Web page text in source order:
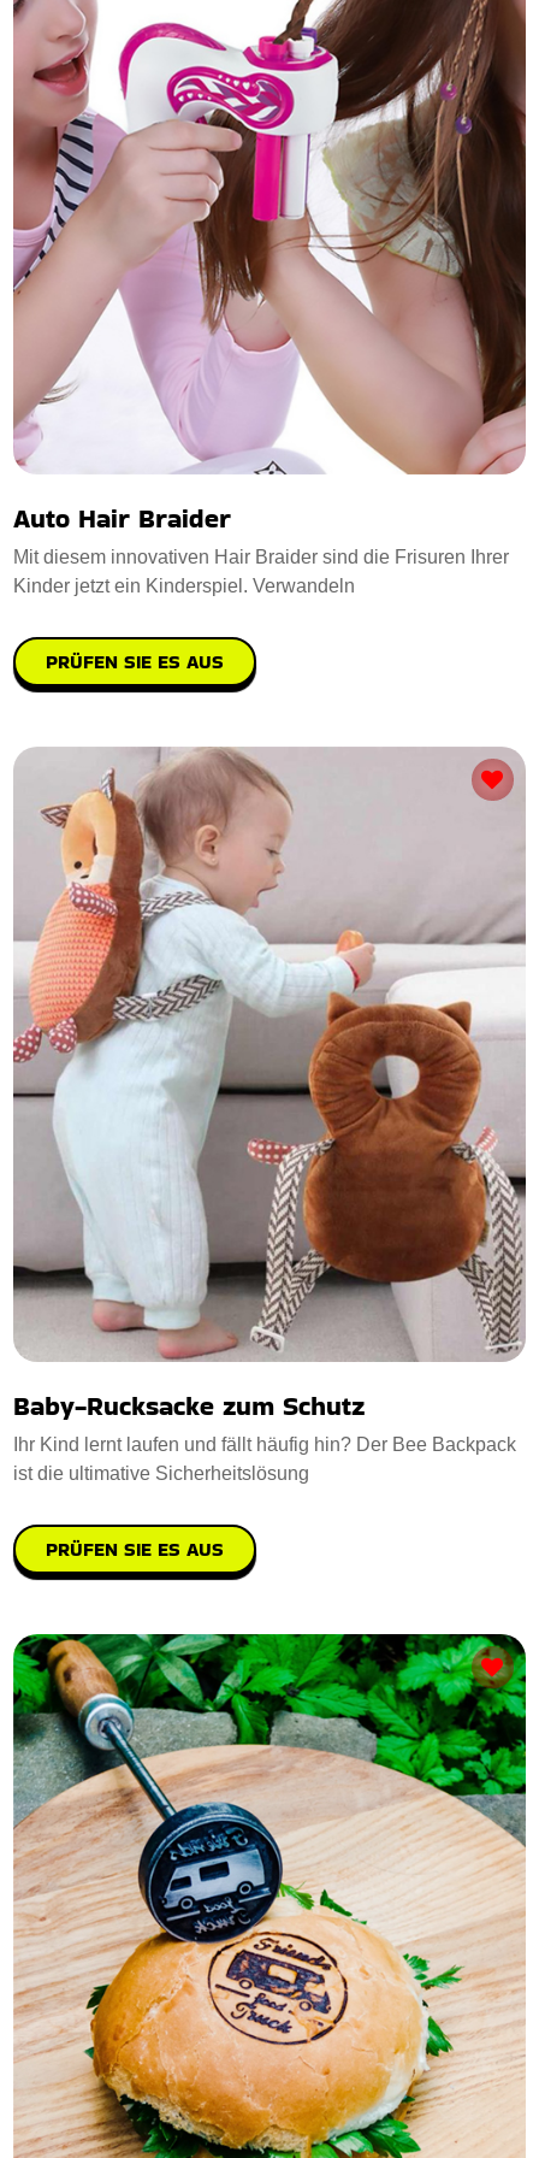
Auto Hair Braider
Mit diesem innovativen Hair Braider sind die Frisuren Ihrer
Kinder jetzt ein Kinderspiel. Verwandeln
PRÜFEN SIE ES AUS
Baby-Rucksacke zum Schutz
Ihr Kind lernt laufen und fällt häufig hin? Der Bee Backpack
ist die ultimative Sicherheitslösung
PRÜFEN SIE ES AUS